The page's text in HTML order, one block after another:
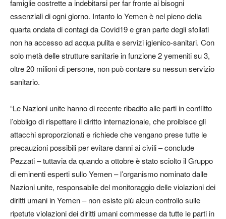
famiglie costrette a indebitarsi per far fronte ai bisogni
essenziali di ogni giorno. Intanto lo Yemen è nel pieno della
quarta ondata di contagi da Covid19 e gran parte degli sfollati
non ha accesso ad acqua pulita e servizi igienico-sanitari. Con
solo metà delle strutture sanitarie in funzione 2 yemeniti su 3,
oltre 20 milioni di persone, non può contare su nessun servizio
sanitario.
“Le Nazioni unite hanno di recente ribadito alle parti in conflitto
l’obbligo di rispettare il diritto internazionale, che proibisce gli
attacchi sproporzionati e richiede che vengano prese tutte le
precauzioni possibili per evitare danni ai civili – conclude
Pezzati – tuttavia da quando a ottobre è stato sciolto il Gruppo
di eminenti esperti sullo Yemen – l’organismo nominato dalle
Nazioni unite, responsabile del monitoraggio delle violazioni dei
diritti umani in Yemen – non esiste più alcun controllo sulle
ripetute violazioni dei diritti umani commesse da tutte le parti in